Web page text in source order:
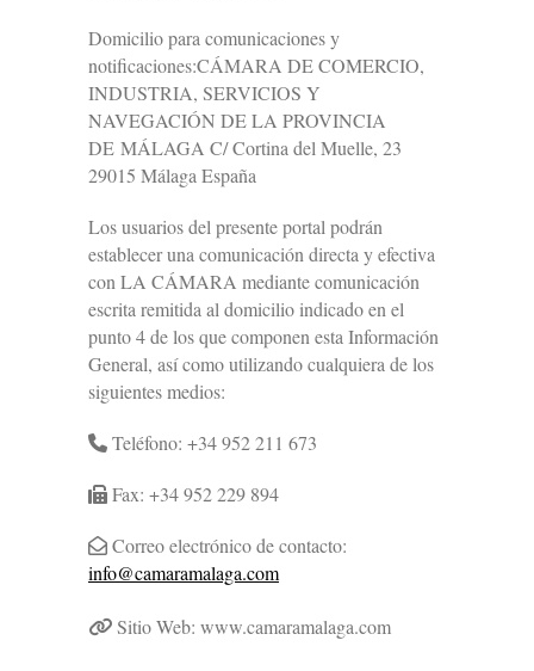
Domicilio para comunicaciones y
notificaciones:CÁMARA DE COMERCIO,
INDUSTRIA, SERVICIOS Y
NAVEGACIÓN DE LA PROVINCIA
DE MÁLAGA C/ Cortina del Muelle, 23
29015 Málaga España
Los usuarios del presente portal podrán
establecer una comunicación directa y efectiva
con LA CÁMARA mediante comunicación
escrita remitida al domicilio indicado en el
punto 4 de los que componen esta Información
General, así como utilizando cualquiera de los
siguientes medios:
Teléfono: +34 952 211 673
Fax: +34 952 229 894
Correo electrónico de contacto:
info@camaramalaga.com
Sitio Web: www.camaramalaga.com